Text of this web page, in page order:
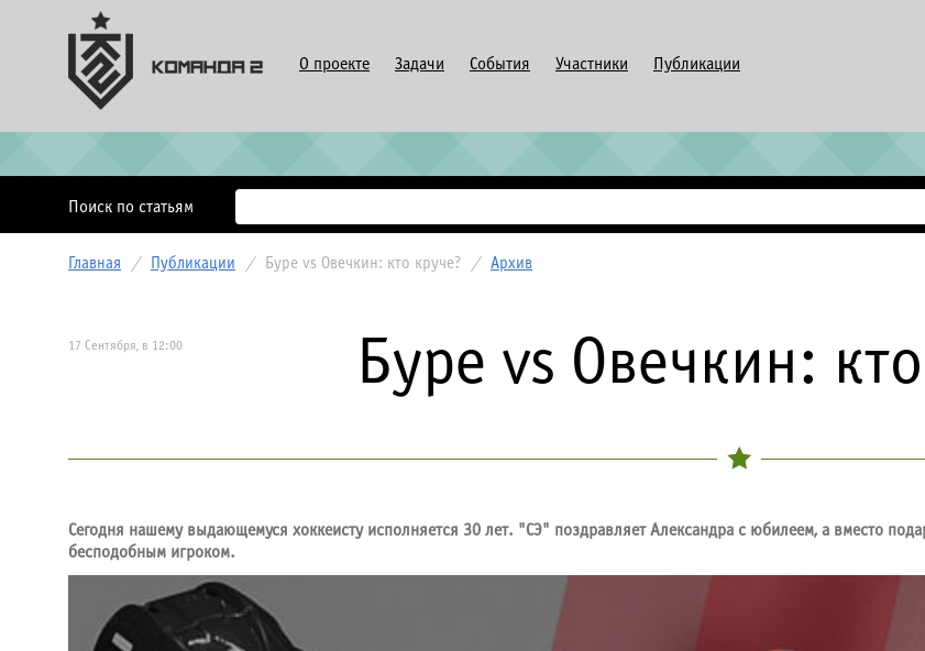
О проекте Задачи События Участники Публикации
Поиск по статьям
Главная / Публикации / Буре vs Овечкин: кто круче? / Архив
17 Сентября, в 12:00 Буре vs Овечкин:
Сегодня нашему выдающемуся хоккеисту исполняется 30 лет. "СЭ" поздравляет Александра с юбилеем, а вместо
бесподобным игроком.